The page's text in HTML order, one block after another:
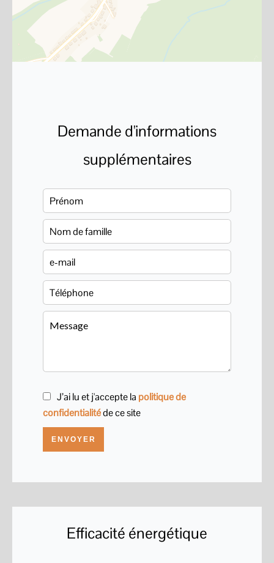
Demande d'informations
supplémentaires
J’ai lu et j'accepte la politique de
confidentialitéde ce site
ENVOYER
Efficacité énergétique